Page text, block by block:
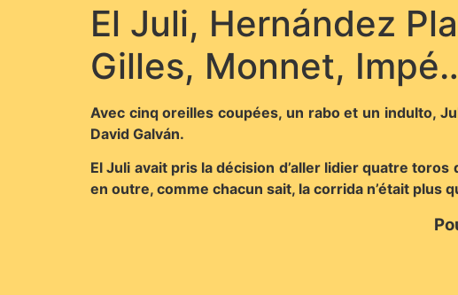
El Juli, Hernández
Gilles, Monnet,
Avec cinq oreilles coupées, un rabo et un indulto,
David Galván.
El Juli avait pris la décision d’aller lidier quatre
en outre, comme chacun sait, la corrida n’était plus